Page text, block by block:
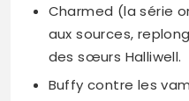
Charmed (la série
aux sources,
des sœurs Halliwell.
Buffy contre les